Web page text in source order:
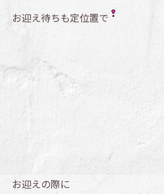
お迎え待ちも定位置で
お迎えの際に